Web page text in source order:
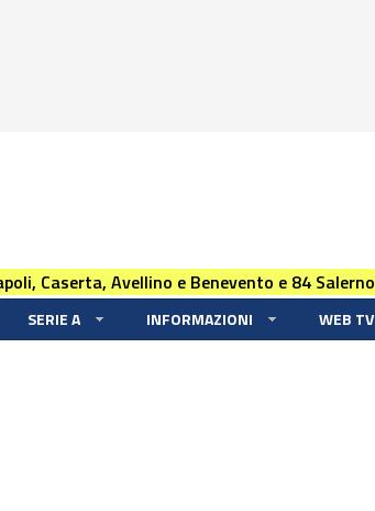
Caserta, Avellino e Benevento e 84 Salerno
SERIE A INFORMAZIONI WEB TV